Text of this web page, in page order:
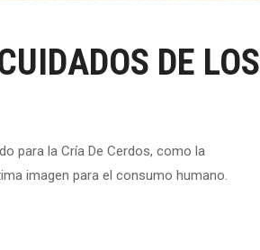
DE LOS
para la Cría De Cerdos, como la
imagen para el consumo humano.